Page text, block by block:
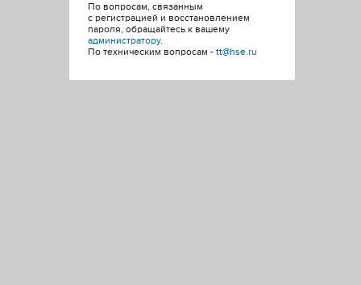
По вопросам, связанным
с регистрацией и восстановлением
пароля, обращайтесь к вашему
администратору.
По техническим вопросам - tt@hse.ru